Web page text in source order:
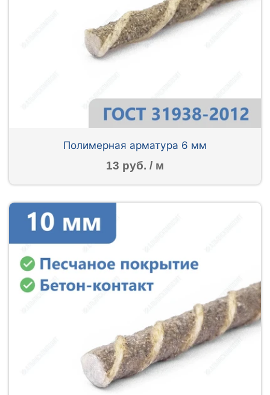
Полимерная арматура 6 мм
13 руб. / м